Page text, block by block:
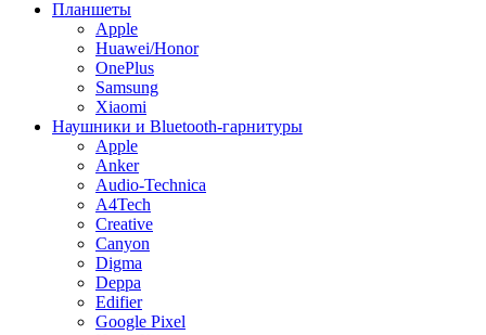
Планшеты
Apple
Huawei/Honor
OnePlus
Samsung
Xiaomi
Наушники и Bluetooth-гарнитуры
Apple
Anker
Audio-Technica
A4Tech
Creative
Canyon
Digma
Deppa
Edifier
Google Pixel